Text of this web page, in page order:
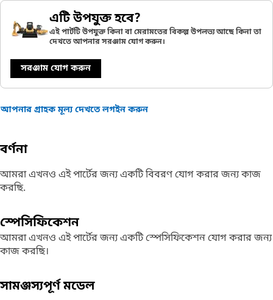
এটি উপযুক্ত হবে?
এই পার্টটি উপযুক্ত কিনা বা মেরামতের বিকল্প উপলভ্য আছে কিনা তা
দেখতে আপনার সরঞ্জাম যোগ করুন।
সরঞ্জাম যোগ করুন
আপনার গ্রাহক মূল্য দেখতে লগইন করুন
বর্ণনা
আমরা এখনও এই পার্টের জন্য একটি বিবরণ যোগ করার জন্য কাজ
করছি.
স্পেসিফিকেশন
আমরা এখনও এই পার্টের জন্য একটি স্পেসিফিকেশন যোগ করার জন্য
কাজ করছি।
সামঞ্জস্যপূর্ণ মডেল